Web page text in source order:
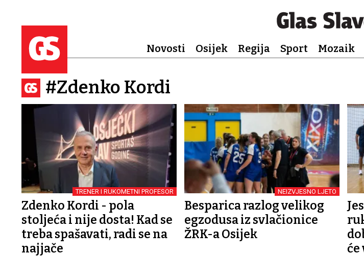
Novosti Osijek Regija Sport Mozaik
#Zdenko Kordi
TRENER I RUKOMETNI PROFESOR
Zdenko Kordi - pola
stoljeća i nije dosta! Kad se
treba spašavati, radi se na
najjače
NEIZVJESNO LJETO
Besparica razlog velikog
egzodusa iz svlačionice
ŽRK-a Osijek
će